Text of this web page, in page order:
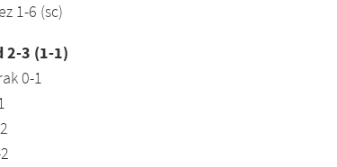
1-6 (sc)
2-3 (1-1)
0-1